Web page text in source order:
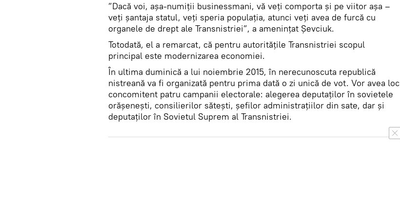
”Dacă voi, așa-numiții businessmani, vă veți comporta și pe viitor așa –
veți șantaja statul, veți speria populația, atunci veți avea de furcă cu
organele de drept ale Transnistriei”, a amenințat Șevciuk.
Totodată, el a remarcat, că pentru autoritățile Transnistriei scopul
principal este modernizarea economiei.
În ultima duminică a lui noiembrie 2015, în nerecunoscuta republică
nistreană va fi organizată pentru prima dată o zi unică de vot. Vor avea loc
concomitent patru campanii electorale: alegerea deputaților în sovietele
orășenești, consilierilor săteşti, șefilor administrațiilor din sate, dar şi
deputaților în Sovietul Suprem al Transnistriei.